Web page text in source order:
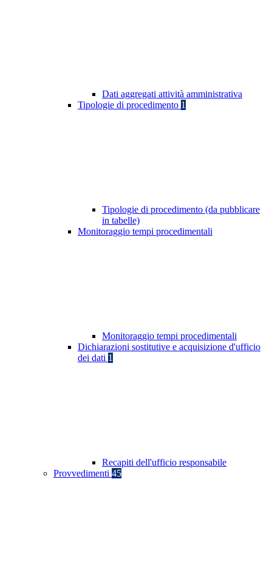
Dati aggregati attività amministrativa
Tipologie di procedimento 1
Tipologie di procedimento (da pubblicare
in tabelle)
Monitoraggio tempi procedimentali
Monitoraggio tempi procedimentali
Dichiarazioni sostitutive e acquisizione d'ufficio
dei dati 1
Recapiti dell'ufficio responsabile
Provvedimenti 45